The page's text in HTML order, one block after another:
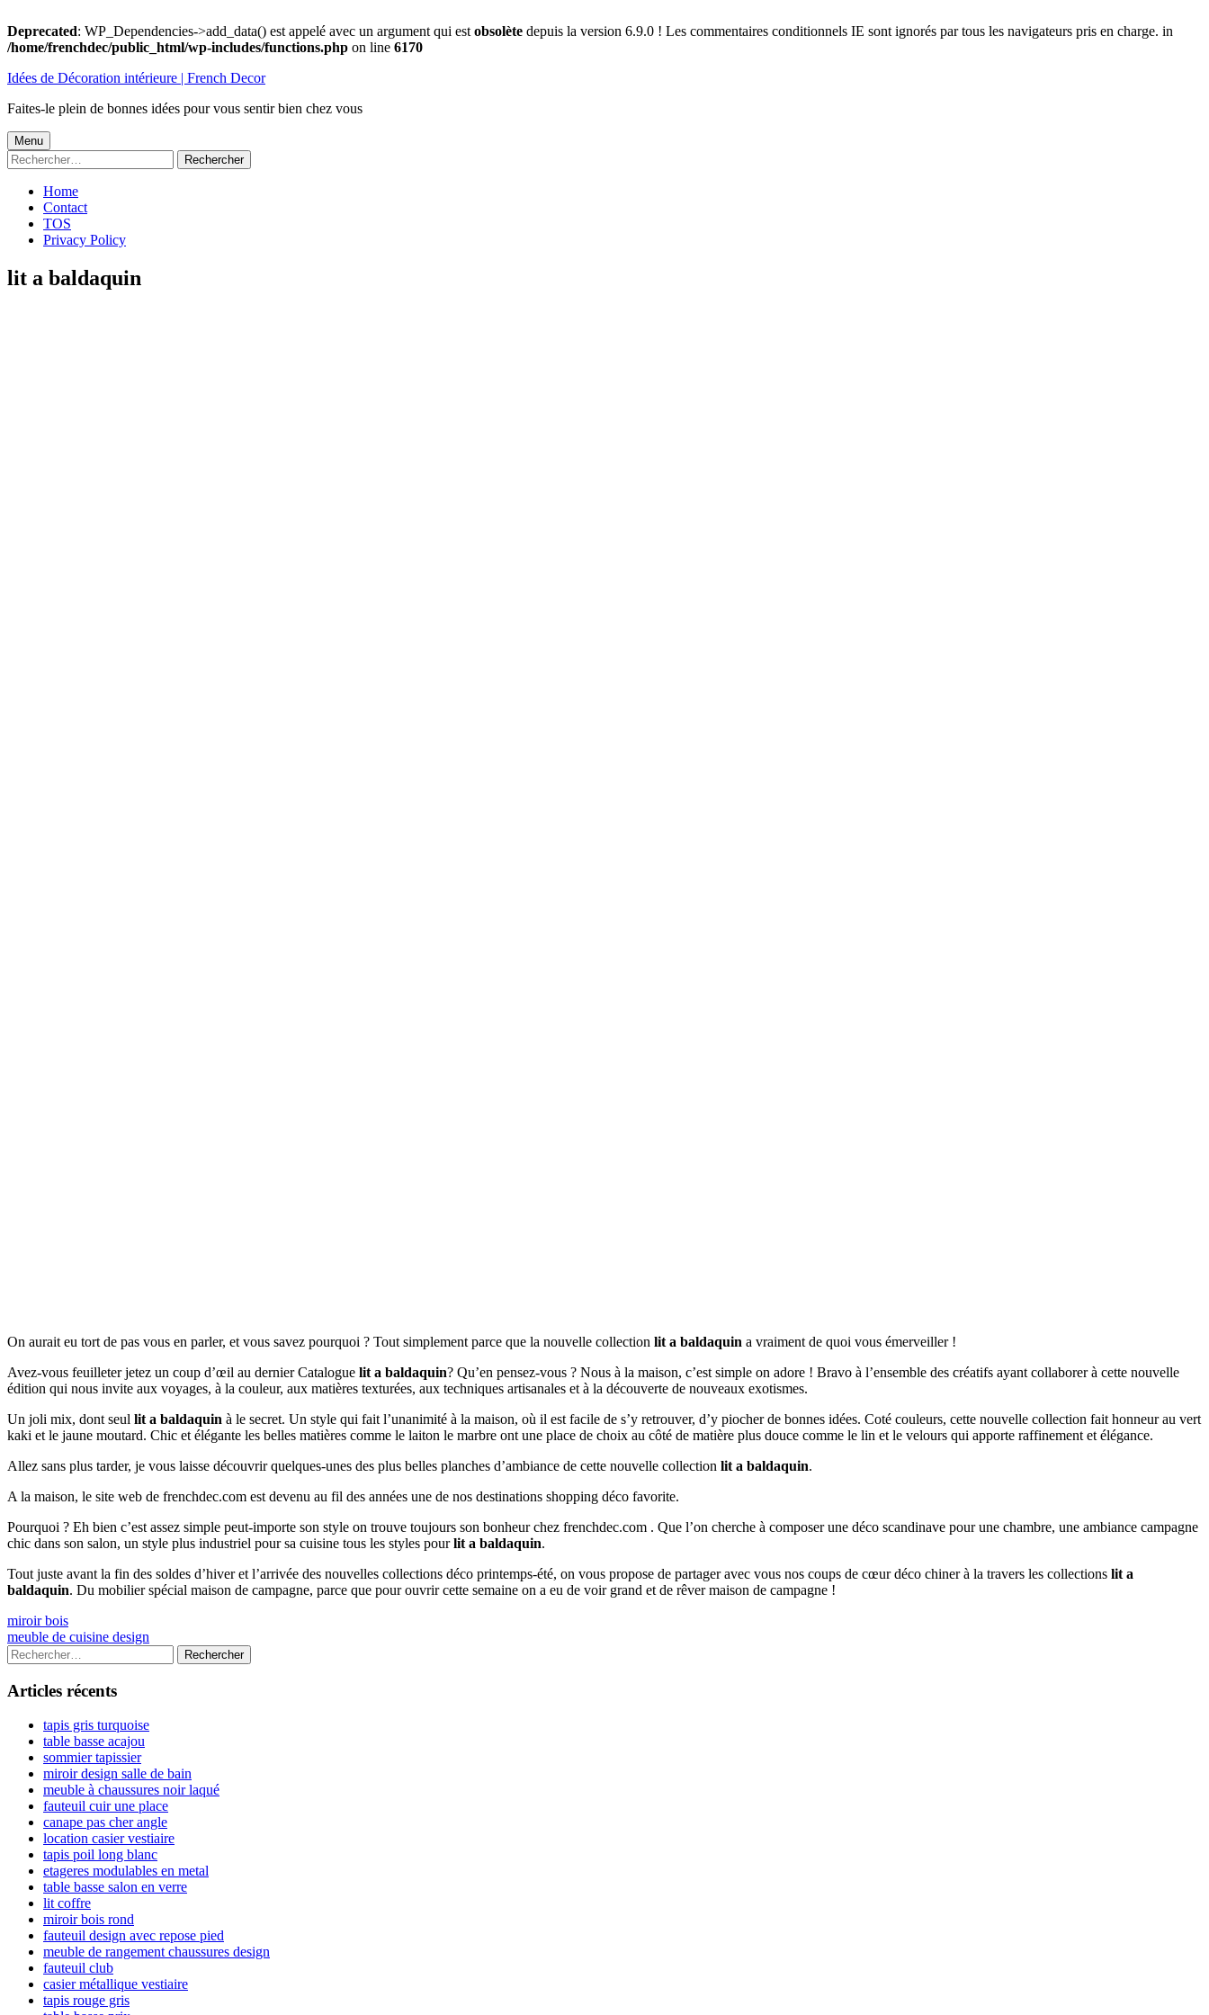
Deprecated: WP_Dependencies->add_data() est appelé avec un argument qui est obsolète depuis la version 6.9.0 ! Les commentaires conditionnels IE sont ignorés par tous les navigateurs pris en charge. in
/home/frenchdec/public_html/wp-includes/functions.php on line 6170
au
Idées de Décoration intérieure | French Decor
Faites-le plein de bonnes idées pour vous sentir bien chez vous
Menu
principal
Menu
Rechercher :
Home
Contact
TOS
Privacy Policy
lit a baldaquin
On aurait eu tort de pas vous en parler, et vous savez pourquoi ? Tout simplement parce que la nouvelle collection lit a baldaquin a vraiment de quoi vous émerveiller !
Avez-vous feuilleter jetez un coup d’œil au dernier Catalogue lit a baldaquin? Qu’en pensez-vous ? Nous à la maison, c’est simple on adore ! Bravo à l’ensemble des créatifs ayant collaborer à cette nouvelle
édition qui nous invite aux voyages, à la couleur, aux matières texturées, aux techniques artisanales et à la découverte de nouveaux exotismes.
Un joli mix, dont seul lit a baldaquin à le secret. Un style qui fait l’unanimité à la maison, où il est facile de s’y retrouver, d’y piocher de bonnes idées. Coté couleurs, cette nouvelle collection fait honneur au vert
kaki et le jaune moutard. Chic et élégante les belles matières comme le laiton le marbre ont une place de choix au côté de matière plus douce comme le lin et le velours qui apporte raffinement et élégance.
Allez sans plus tarder, je vous laisse découvrir quelques-unes des plus belles planches d’ambiance de cette nouvelle collection lit a baldaquin.
A la maison, le site web de frenchdec.com est devenu au fil des années une de nos destinations shopping déco favorite.
Pourquoi ? Eh bien c’est assez simple peut-importe son style on trouve toujours son bonheur chez frenchdec.com . Que l’on cherche à composer une déco scandinave pour une chambre, une ambiance campagne
chic dans son salon, un style plus industriel pour sa cuisine tous les styles pourlit a baldaquin.
Tout juste avant la fin des soldes d’hiver et l’arrivée des nouvelles collections déco printemps-été, on vous propose de partager avec vous nos coups de cœur déco chiner à la travers les collections lit a
baldaquin. Du mobilier spécial maison de campagne, parce que pour ouvrir cette semaine on a eu de voir grand et de rêver maison de campagne !
Navigation
de
l’article
Previous
article:
miroir bois
Next
article:
meuble de cuisine design
Colonne
latérale
principale
Rechercher :
Articles récents
tapis gris turquoise
table basse acajou
sommier tapissier
miroir design salle de bain
meuble à chaussures noir laqué
fauteuil cuir une place
canape pas cher angle
location casier vestiaire
tapis poil long blanc
etageres modulables en metal
table basse salon en verre
lit coffre
miroir bois rond
fauteuil design avec repose pied
meuble de rangement chaussures design
fauteuil club
casier métallique vestiaire
tapis rouge gris